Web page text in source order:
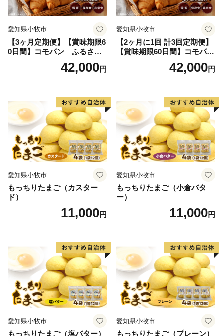
愛知県小牧市
【3ヶ月定期便】【賞味期限6
0日間】コモパン ふるさと
クロワッサンセット（計90
個）／災害用備蓄 保存食 非
42,000円
愛知県小牧市
【2ヶ月に1回 計3回定期便】
【賞味期限60日間】コモパ
ン ふるさとクロワッサンセ
ット（計90個）／災害用備蓄
42,000円
愛知県小牧市
もっちりたまご（カスター
ド）
11,000円
愛知県小牧市
もっちりたまご（小倉バタ
ー）
11,000円
愛知県小牧市
もっちりたまご（塩バター）
愛知県小牧市
もっちりたまご（プレーン）